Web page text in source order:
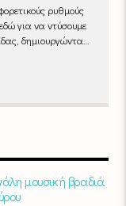
ρυθμούς
για να ντύσουμε
δημιουργώντας
μουσική βραδιά